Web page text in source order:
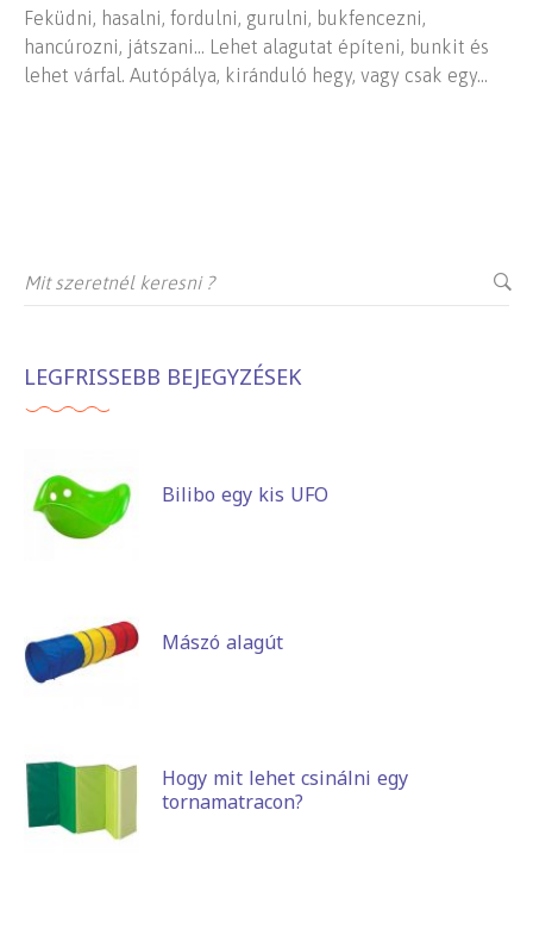
Feküdni, hasalni, fordulni, gurulni, bukfencezni,
hancúrozni, játszani… Lehet alagutat építeni, bunkit és
lehet várfal. Autópálya, kiránduló hegy, vagy csak egy…
LEGFRISSEBB BEJEGYZÉSEK
Bilibo egy kis UFO
Mászó alagút
Hogy mit lehet csinálni egy
tornamatracon?